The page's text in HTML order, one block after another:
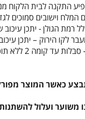
התקנה לבית הלקוח
סמוכים לגדר – יתכן עיכוב של עד 14
עיכוב של עד 14 ימי עסקים וכן תחול תוספת
עיכוב של עד 14 ימי עבודה וכן תחול תוספת
50 ₪ עבור כל דגם וכל קומה (או חלק ממנה) - ישולם ישירות למוביל
כאשר המוצר
משוער ועלול